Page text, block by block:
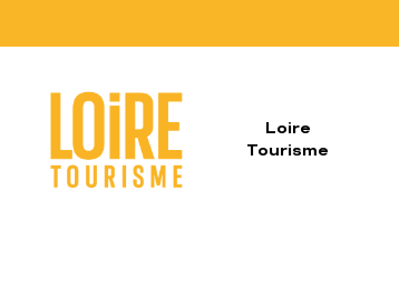
to
Loire
Tourisme